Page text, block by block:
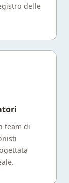
delle
team di